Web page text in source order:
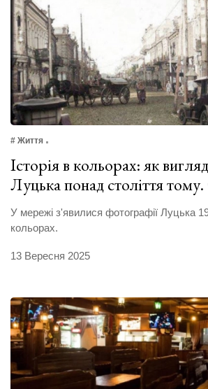
# Життя
Історія в кольорах: як
Луцька понад століття
У мережі з'явилися фотографії Луцька
кольорах.
13 Вересня 2025